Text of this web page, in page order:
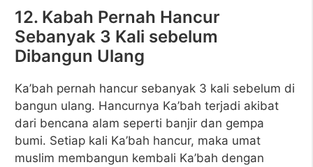
12. Kabah Pernah Hancur
Sebanyak 3 Kali sebelum
Dibangun Ulang
Ka’bah pernah hancur sebanyak 3 kali sebelum di
bangun ulang. Hancurnya Ka’bah terjadi akibat
dari bencana alam seperti banjir dan gempa
bumi. Setiap kali Ka’bah hancur, maka umat
muslim membangun kembali Ka’bah dengan